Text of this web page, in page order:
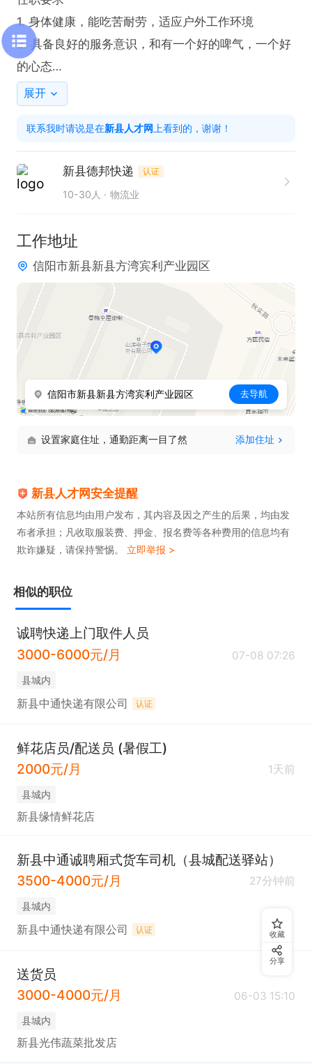
1. 身体健康，能吃苦耐劳，适应户外工作环境
2. 具备良好的服务意识，和有一个好的啤气，一个好
的心态
3. 工作认真负责，有极强的责任心和学习能力，每天
4.不能吃苦的勿扰，不爱学习的勿扰，没有责任心的
展开
联系我时请说是在新县人才网 上看到的，谢谢！
新县德邦快递 认证
10-30人 物流业
工作地址
信阳市新县新县方湾宾利产业园区
信阳市新县新县方湾宾利产业园区 去导航
设置家庭住址，通勤距离一目了然 添加住址
新县人才网安全提醒
本站所有信息均由用户发布，其内容及因之产生的后果，均由发
布者承担；凡收取服装费、押金、报名费等各种费用的信息均有
欺诈嫌疑，请保持警惕。 立即举报 >
相似的职位
诚聘快递上门取件人员
3000-6000元/月
07-08 07:26
县城内
新县中通快递有限公司 认证
鲜花店员/配送员 (暑假工)
2000元/月
1天前
县城内
新县缘情鲜花店
新县中通诚聘厢式货车司机（县城配送驿站）
3500-4000元/月
27分钟前
县城内
新县中通快递有限公司 认证
送货员
3000-4000元/月
06-03 15:10
县城内
新县光伟蔬菜批发店
收藏
分享